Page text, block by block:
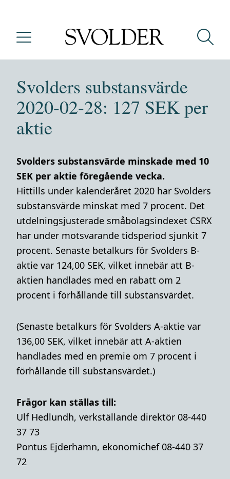
Svolders substansvärde
2020-02-28: 127 SEK per
aktie
Svolders substansvärde minskade med 10
SEK per aktie föregående vecka.
Hittills under kalenderåret 2020 har Svolders
substansvärde minskat med 7 procent. Det
utdelningsjusterade småbolagsindexet CSRX
har under motsvarande tidsperiod sjunkit 7
procent. Senaste betalkurs för Svolders B-
aktie var 124,00 SEK, vilket innebär att B-
aktien handlades med en rabatt om 2
procent i förhållande till substansvärdet.
(Senaste betalkurs för Svolders A-aktie var
136,00 SEK, vilket innebär att A-aktien
handlades med en premie om 7 procent i
förhållande till substansvärdet.)
Frågor kan ställas till:
Ulf Hedlundh, verkställande direktör 08-440
37 73
Pontus Ejderhamn, ekonomichef 08-440 37
72